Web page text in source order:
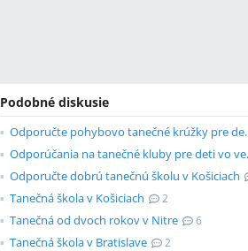
Podobné diskusie
Odporučte
Odporučte dobrú tanečnú školu v Košiciach
Tanečná škola v Košiciach 2
Tanečná od dvoch rokov v Nitre 6
Tanečná škola v Bratislave 2